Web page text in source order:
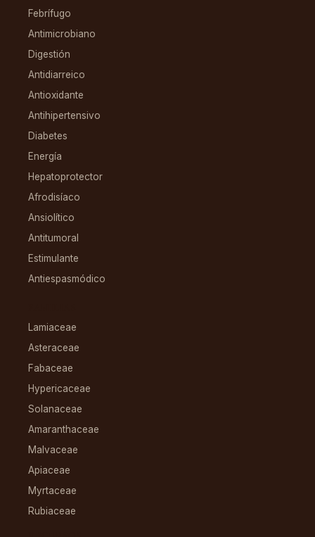
Febrífugo
Antimicrobiano
Digestión
Antidiarreico
Antioxidante
Antihipertensivo
Diabetes
Energía
Hepatoprotector
Afrodisíaco
Ansiolítico
Antitumoral
Estimulante
Antiespasmódico
Lamiaceae
Asteraceae
Fabaceae
Hypericaceae
Solanaceae
Amaranthaceae
Malvaceae
Apiaceae
Myrtaceae
Rubiaceae